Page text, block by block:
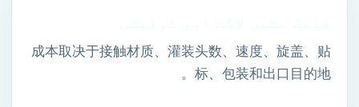
成本取决于接触材质、灌装头数、速度、旋盖、贴
标、包装和出口目的地。